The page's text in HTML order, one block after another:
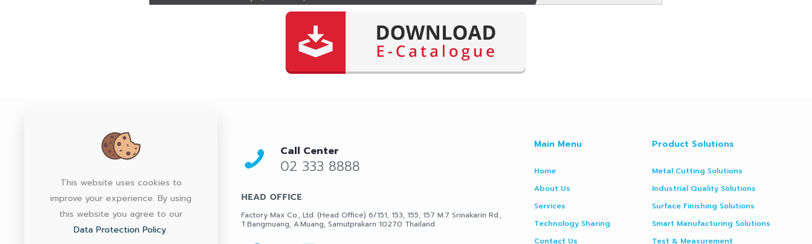
Call Center
02 333 8888
HEAD OFFICE
Factory Max Co., Ltd. (Head Office) 6/151, 153, 155, 157 M.7 Srinakarin Rd.,
T.Bangmuang, A.Muang, Samutprakarn 10270 Thailand
Main Menu
Home
About Us
Services
Technology Sharing
Contact Us
Product Solutions
Metal Cutting Solutions
Industrial Quality Solutions
Surface Finishing Solutions
Smart Manufacturing Solutions
Test & Measurement
This website uses cookies to
improve your experience. By using
this website you agree to our
Data Protection Policy.